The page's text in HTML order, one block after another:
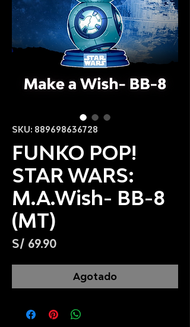
SKU: 889698636728
FUNKO POP!
STAR WARS:
M.A.Wish- BB-8
(MT)
S/ 69.90Precio
Agotado